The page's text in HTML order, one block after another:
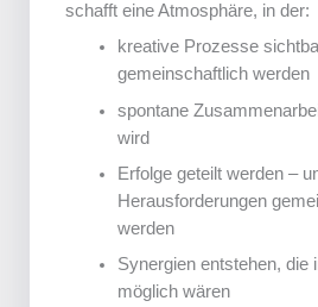
schafft eine Atmosphäre, in der:
kreative Prozesse
gemeinschaftlich werden
spontane
wird
Erfolge geteilt werden –
Herausforderungen
werden
Synergien entstehen, die
möglich wären